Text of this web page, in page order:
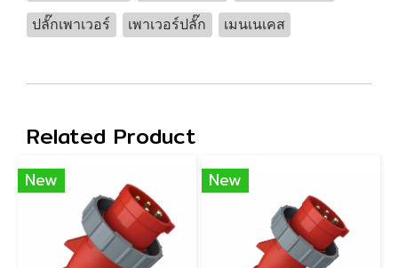
ปลั๊กเพาเวอร์ เพาเวอร์ปลั๊ก เมนเนเคส
Related Product
New New